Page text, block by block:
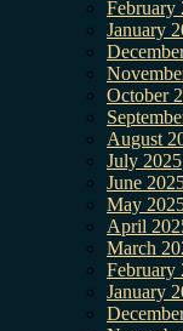
February
January
October
August
July 2025
June
May
April
March
February
January